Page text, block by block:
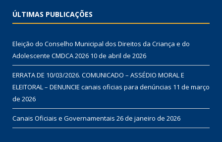
ÚLTIMAS PUBLICAÇÕES
Eleição do Conselho Municipal dos Direitos da Criança e do
Adolescente CMDCA 2026 10 de abril de 2026
ERRATA DE 10/03/2026. COMUNICADO – ASSÉDIO MORAL E
ELEITORAL – DENUNCIE canais oficias para denúncias 11 de março
de 2026
Canais Oficiais e Governamentais 26 de janeiro de 2026